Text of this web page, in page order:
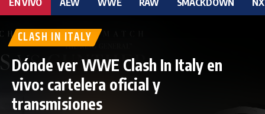
EN VIVO AEW WWE RAW SMACKDOWN
CLASH IN ITALY
Dónde ver WWE Clash In Italy en
vivo: cartelera oficial y
transmisiones